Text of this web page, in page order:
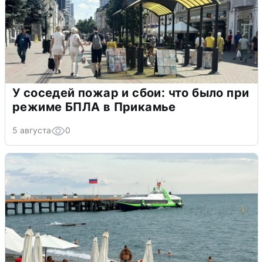
У соседей пожар и сбои: что было при
режиме БПЛА в Прикамье
5 августа 0